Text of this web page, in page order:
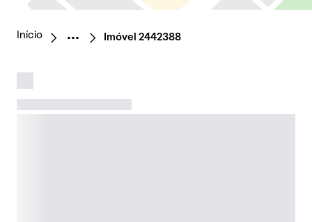
Início Imóvel 2442388